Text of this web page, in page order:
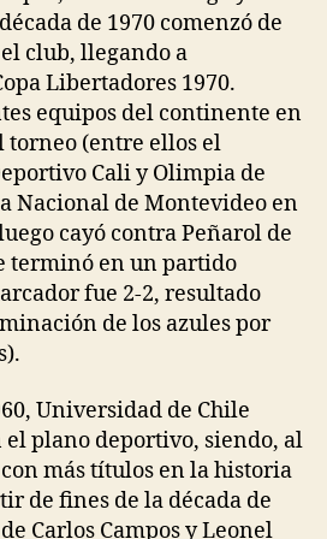
de 1970 comenzó de
club, llegando a
Libertadores 1970.
equipos del continente en
torneo (entre ellos el
Cali y Olimpia de
Nacional de Montevideo en
cayó contra Peñarol de
terminó en un partido
fue 2-2, resultado
de los azules por
Universidad de Chile
el plano deportivo, siendo, al
más títulos en la historia
de fines de la década de
Carlos Campos y Leonel